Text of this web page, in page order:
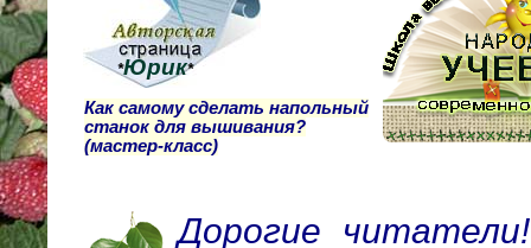
*Юрик*
Как самому сделать напольный
станок для вышивания?
(мастер-класс)
Дорогие